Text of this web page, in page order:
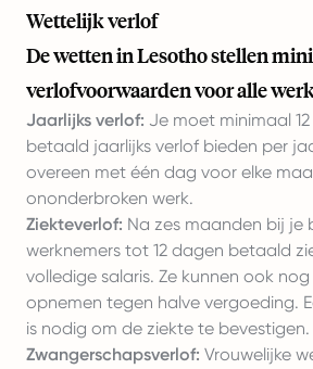
Wettelijk verlof
De wetten in Lesotho stellen
verlofvoorwaarden voor alle
Jaarlijks verlof: Je moet minimaal
betaald jaarlijks verlof bieden per
overeen met één dag voor elke
ononderbroken werk.
Ziekteverlof: Na zes maanden bij je
werknemers tot 12 dagen betaald
volledige salaris. Ze kunnen ook
opnemen tegen halve vergoeding.
is nodig om de ziekte te bevestigen.
Zwangerschapsverlof: Vrouwelijke